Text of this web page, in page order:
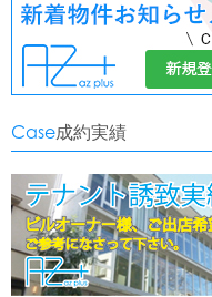
Case成約実績